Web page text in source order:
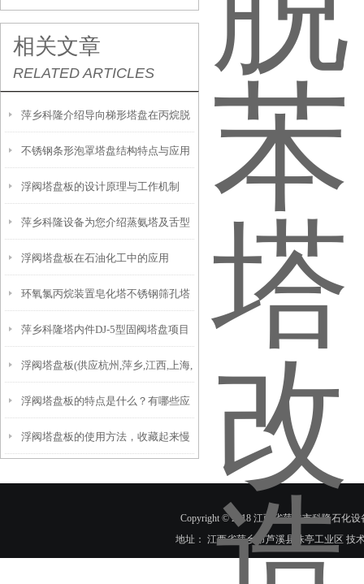
相关文章
RELATED ARTICLES
萍乡科隆介绍导向梯形塔盘在丙烷脱
氢装置中的应用
不锈钢条形泡罩塔盘结构特点与应用
浮阀塔盘板的设计原理与工作机制
萍乡科隆设备为您介绍蒸氨塔及舌型
塔盘的性能特点
浮阀塔盘板在石油化工中的应用
环氧氯丙烷装置皂化塔不锈钢筛孔塔
盘/筛孔塔板性能介绍
萍乡科隆塔内件DJ-5型固阀塔盘项目
应用
浮阀塔盘板(供应杭州,萍乡,江西,上海,
安徽等地)
浮阀塔盘板的特点是什么？有哪些应
用领域？
浮阀塔盘板的使用方法，收藏起来慢
Copyright © 2018 江西省萍乡市科隆石化
地址： 江西省萍乡市芦溪县珠亭工业区 技